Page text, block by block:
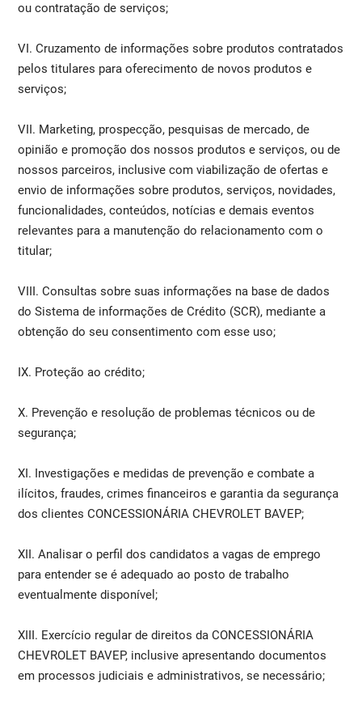
ou contratação de serviços;
VI. Cruzamento de informações sobre produtos contratados
pelos titulares para oferecimento de novos produtos e
serviços;
VII. Marketing, prospecção, pesquisas de mercado, de
opinião e promoção dos nossos produtos e serviços, ou de
nossos parceiros, inclusive com viabilização de ofertas e
envio de informações sobre produtos, serviços, novidades,
funcionalidades, conteúdos, notícias e demais eventos
relevantes para a manutenção do relacionamento com o
titular;
VIII. Consultas sobre suas informações na base de dados
do Sistema de informações de Crédito (SCR), mediante a
obtenção do seu consentimento com esse uso;
IX. Proteção ao crédito;
X. Prevenção e resolução de problemas técnicos ou de
segurança;
XI. Investigações e medidas de prevenção e combate a
ilícitos, fraudes, crimes financeiros e garantia da segurança
dos clientes CONCESSIONÁRIA CHEVROLET BAVEP;
XII. Analisar o perfil dos candidatos a vagas de emprego
para entender se é adequado ao posto de trabalho
eventualmente disponível;
XIII. Exercício regular de direitos da CONCESSIONÁRIA
CHEVROLET BAVEP, inclusive apresentando documentos
em processos judiciais e administrativos, se necessário;